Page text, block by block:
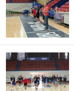
0